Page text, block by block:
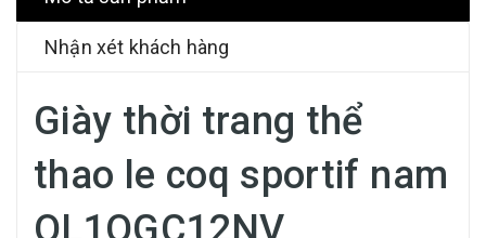
Nhận xét khách hàng
Giày thời trang thể
thao le coq sportif nam